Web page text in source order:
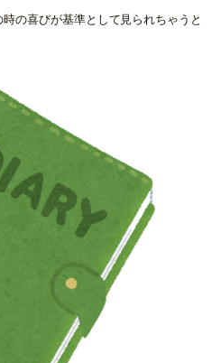
の喜びが基準として見られちゃうと